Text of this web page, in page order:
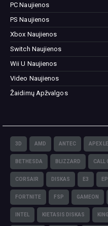
PC Naujienos
PS Naujienos
Xbox Naujienos
Switch Naujienos
Wii U Naujienos
Video Naujienos
Žaidimų Apžvalgos
3D AMD ANTEC APEX
BETHESDA BLIZZARD CALL
CORSAIR DISKAS E3
FORTNITE FSP GAMEON
INTEL KIETASIS DISKAS